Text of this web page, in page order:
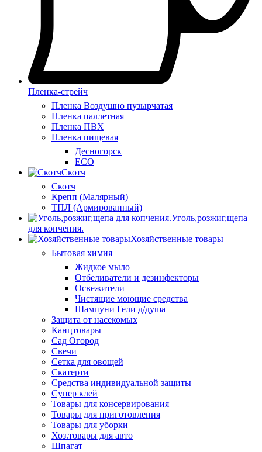
Пленка-стрейч
Пленка Воздушно пузырчатая
Пленка паллетная
Пленка ПВХ
Пленка пищевая
Десногорск
ECO
Скотч
Скотч
Крепп (Малярный)
ТПЛ (Армированный)
Уголь,розжиг,щепа
для копчения.
Хозяйственные товары
Бытовая химия
Жидкое мыло
Отбеливатели и дезинфекторы
Освежители
Чистящие моющие средства
Шампуни Гели д/душа
Защита от насекомых
Канцтовары
Сад Огород
Свечи
Сетка для овощей
Скатерти
Средства индивидуальной защиты
Супер клей
Товары для консервирования
Товары для приготовления
Товары для уборки
Хоз.товары для авто
Шпагат